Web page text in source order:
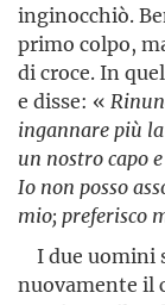
inginocchiò.
primo colpo,
di croce. In
e disse: «
ingannare più
un nostro capo
Io non posso
mio; preferisco
I due uomini
nuovamente il